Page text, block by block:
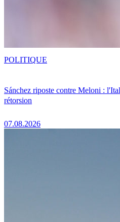
Sánchez riposte contre Meloni :
rétorsion
07.08.2026
POLITIQUE